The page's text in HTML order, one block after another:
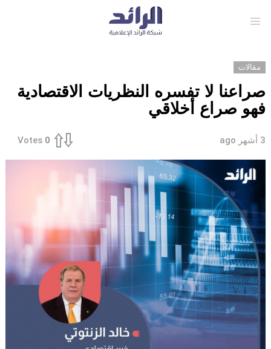
مقالات
صراعنا لا تفسره النظريات الاقتصادية
فهو صراع أخلاقي
3 أشهر ago 0
Votes